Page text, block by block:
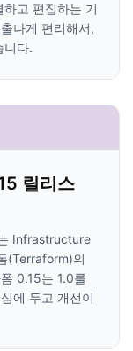
고 편집하는 기
나게 편리해서,
니다.
릴리스
Infrastructure
(Terraform)의
0.15는 1.0를
에 두고 개선이